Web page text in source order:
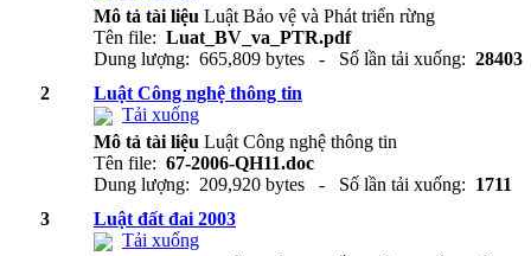
Mô tả tài liệu Luật Bảo vệ và Phát triển rừng
Tên file: Luat_BV_va_PTR.pdf
Dung lượng: 665,809 bytes - Số lần tải xuống: 28403
2
Luật Công nghệ thông tin
Tải xuống
Mô tả tài liệu Luật Công nghệ thông tin
Tên file: 67-2006-QH11.doc
Dung lượng: 209,920 bytes - Số lần tải xuống: 1711
3
Luật đất đai 2003
Tải xuống